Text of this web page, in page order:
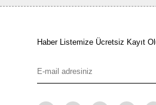
Haber Listemize Ücretsiz Kayıt